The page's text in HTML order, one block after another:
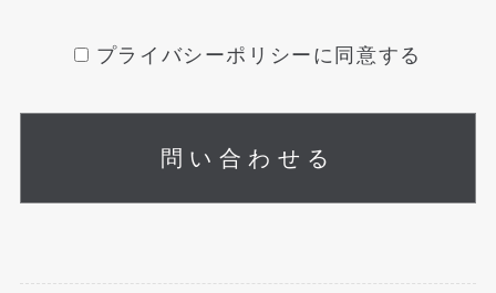
シー」といいます。）を定めます。
プライバシー情報のうち「個人情報」と
は，個人情報保護法にいう「個人情報」
プライバシーポリシーに同意する